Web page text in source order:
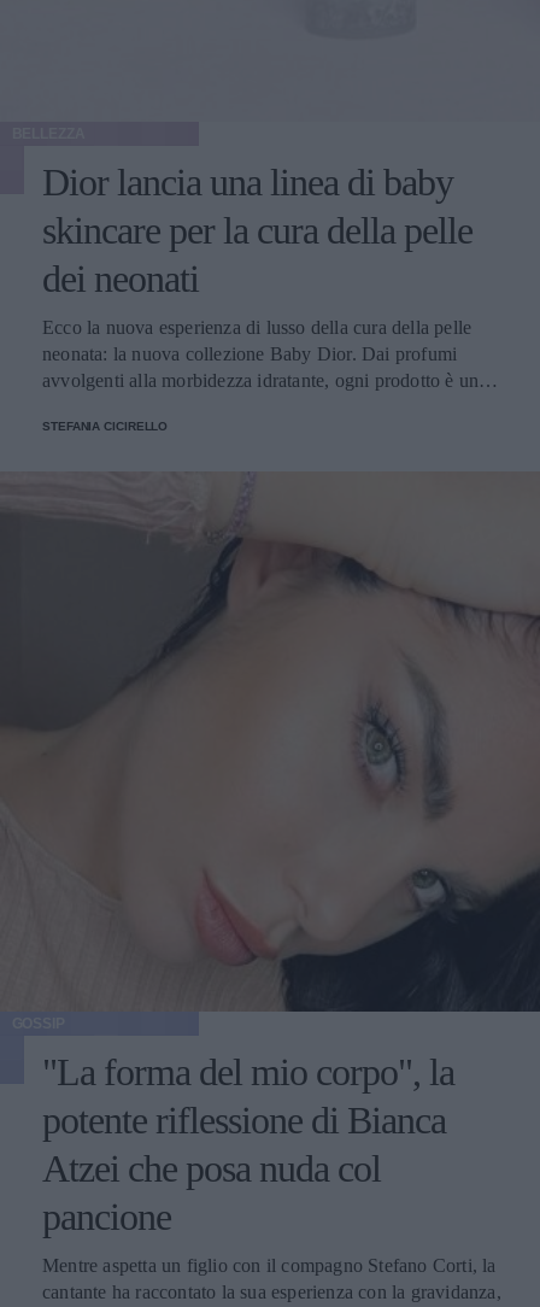
Dior lancia una linea di baby
skincare per la cura della pelle
dei neonati
Ecco la nuova esperienza di lusso della cura della pelle
neonata: la nuova collezione Baby Dior. Dai profumi
avvolgenti alla morbidezza idratante, ogni prodotto è una
STEFANIA CICIRELLO
"La forma del mio corpo", la
potente riflessione di Bianca
Atzei che posa nuda col
pancione
Mentre aspetta un figlio con il compagno Stefano Corti, la
cantante ha raccontato la sua esperienza con la gravidanza,